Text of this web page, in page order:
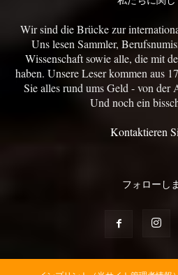
Wir sind die Brücke zur
Uns lesen Sammler,
Wissenschaft sowie alle, die mit
haben. Unsere Leser kommen aus
Sie alles rund ums Geld - von der
Und noch ein
Kontaktieren
フォローし